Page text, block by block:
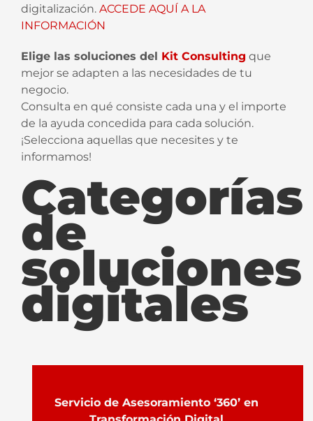
digitalización. ACCEDE AQUÍ A LA
INFORMACIÓN
Elige las soluciones del Kit Consulting que
mejor se adapten a las necesidades de tu
negocio.
Consulta en qué consiste cada una y el importe
de la ayuda concedida para cada solución.
¡Selecciona aquellas que necesites y te
informamos!
Categorías
de
soluciones
digitales
Servicio de Asesoramiento ‘360’ en